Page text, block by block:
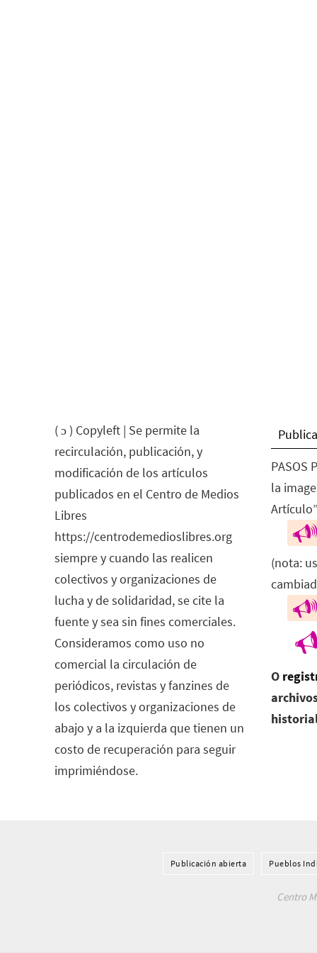
( ɔ ) Copyleft | Se permite la
recirculación, publicación, y
modificación de los artículos
publicados en el Centro de Medios
Libres
https://centrodemedioslibres.org
siempre y cuando las realicen
colectivos y organizaciones de
lucha y de solidaridad, se cite la
fuente y sea sin fines comerciales.
Consideramos como uso no
comercial la circulación de
periódicos, revistas y fanzines de
los colectivos y organizaciones de
abajo y a la izquierda que tienen un
costo de recuperación para seguir
imprimiéndose.
PASOS
la
(nota:
O
Publicación abierta Pueblos
Centro